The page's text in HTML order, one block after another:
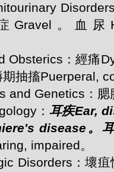
Gravel。血尿
Obsterics：經痛
抽搐Puerperal,
and Genetics：
：耳疾Ear,
disease。
impaired。
Disorders：壞